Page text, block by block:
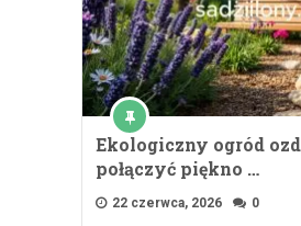
Ekologiczny ogród
połączyć piękno …
22 czerwca, 2026 0